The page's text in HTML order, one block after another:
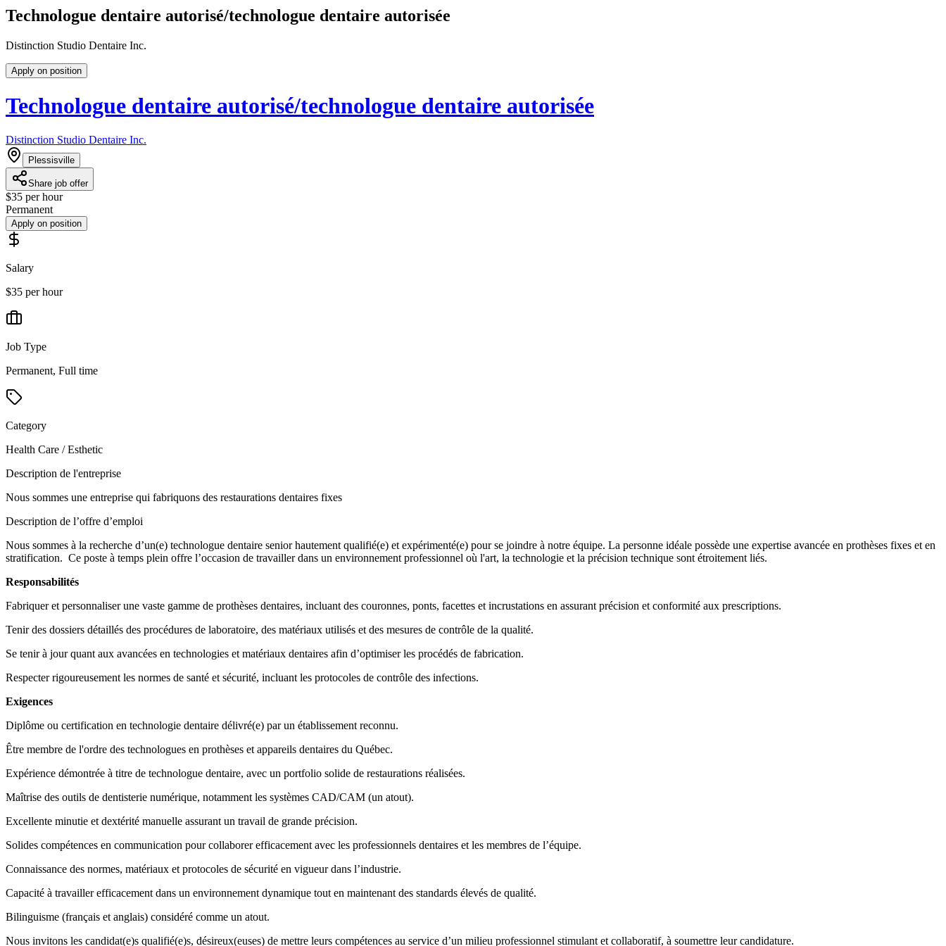
Technologue dentaire autorisé/technologue dentaire autorisée
Distinction Studio Dentaire Inc.
Apply on position
Technologue dentaire autorisé/technologue dentaire autorisée
Distinction Studio Dentaire Inc.
Plessisville
Share job offer
$35 per hour
Permanent
Apply on position
Salary
$35 per hour
Job Type
Permanent, Full time
Category
Health Care / Esthetic
Description de l'entreprise
Nous sommes une entreprise qui fabriquons des restaurations dentaires fixes
Description de l’offre d’emploi
Nous sommes à la recherche d’un(e) technologue dentaire senior hautement qualifié(e) et expérimenté(e) pour se joindre à notre équipe. La personne idéale possède une expertise avancée en prothèses fixes et en
stratification. Ce poste à temps plein offre l’occasion de travailler dans un environnement professionnel où l'art, la technologie et la précision technique sont étroitement liés.
Responsabilités
Fabriquer et personnaliser une vaste gamme de prothèses dentaires, incluant des couronnes, ponts, facettes et incrustations en assurant précision et conformité aux prescriptions.
Tenir des dossiers détaillés des procédures de laboratoire, des matériaux utilisés et des mesures de contrôle de la qualité.
Se tenir à jour quant aux avancées en technologies et matériaux dentaires afin d’optimiser les procédés de fabrication.
Respecter rigoureusement les normes de santé et sécurité, incluant les protocoles de contrôle des infections.
Exigences
Diplôme ou certification en technologie dentaire délivré(e) par un établissement reconnu.
Être membre de l'ordre des technologues en prothèses et appareils dentaires du Québec.
Expérience démontrée à titre de technologue dentaire, avec un portfolio solide de restaurations réalisées.
Maîtrise des outils de dentisterie numérique, notamment les systèmes CAD/CAM (un atout).
Excellente minutie et dextérité manuelle assurant un travail de grande précision.
Solides compétences en communication pour collaborer efficacement avec les professionnels dentaires et les membres de l’équipe.
Connaissance des normes, matériaux et protocoles de sécurité en vigueur dans l’industrie.
Capacité à travailler efficacement dans un environnement dynamique tout en maintenant des standards élevés de qualité.
Bilinguisme (français et anglais) considéré comme un atout.
Nous invitons les candidat(e)s qualifié(e)s, désireux(euses) de mettre leurs compétences au service d’un milieu professionnel stimulant et collaboratif, à soumettre leur candidature.